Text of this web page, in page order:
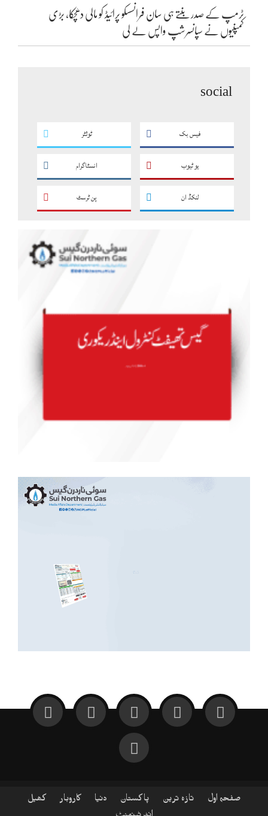
ٹرمپ کے صدر بنتے ہی سان فرانسسکو پرائیڈ کو مالی دھچکا، بڑی
کمپنیوں نے سپانسرشپ واپس لے لی
social
فیس بک ٹوئٹر
یو ٹیوب انسٹاگرام
لنکڈ ان پن ٹرسٹ
صفحہ اول تازہ ترین پاکستان دنیا کاروبار
کھیل